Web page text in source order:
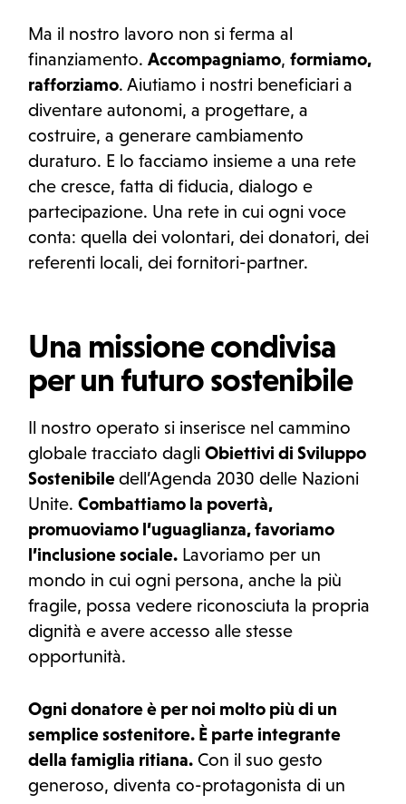
Ma il nostro lavoro non si ferma al
finanziamento.Accompagniamo,formiamo,
rafforziamo. Aiutiamo i nostri beneficiari a
diventare autonomi, a progettare, a
costruire, a generare cambiamento
duraturo. E lo facciamo insieme a una rete
che cresce, fatta di fiducia, dialogo e
partecipazione. Una rete in cui ogni voce
conta: quella dei volontari, dei donatori, dei
referenti locali, dei fornitori-partner.
Una missione condivisa
per un futuro sostenibile
Il nostro operato si inserisce nel cammino
globale tracciato dagliObiettivi di Sviluppo
Sostenibiledell’Agenda 2030 delle Nazioni
Unite.Combattiamo la povertà,
promuoviamo l’uguaglianza, favoriamo
l’inclusione sociale. Lavoriamo per un
mondo in cui ogni persona, anche la più
fragile, possa vedere riconosciuta la propria
dignità e avere accesso alle stesse
opportunità.
Ogni donatore è per noi molto più di un
semplice sostenitore. È parte integrante
della famiglia ritiana. Con il suo gesto
generoso, diventa co-protagonista di un